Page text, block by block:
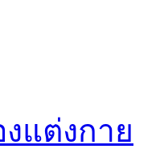
งแต่งกาย